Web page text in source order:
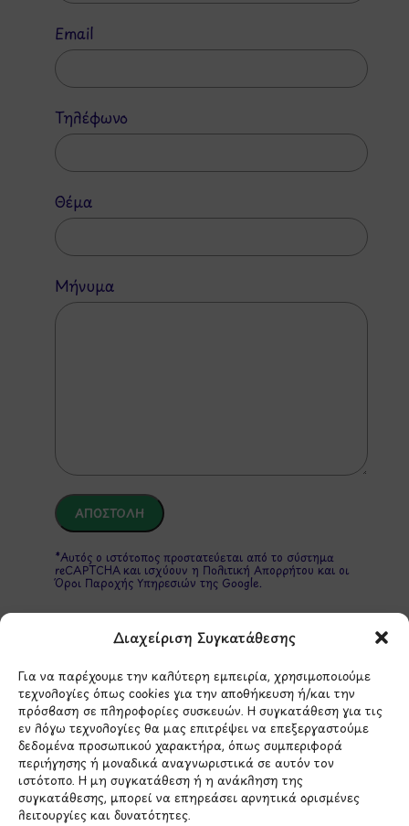
Διαχείριση Συγκατάθεσης
Για να παρέχουμε την καλύτερη εμπειρία, χρησιμοποιούμε
τεχνολογίες όπως cookies για την αποθήκευση ή/και την
πρόσβαση σε πληροφορίες συσκευών. Η συγκατάθεση για τις
εν λόγω τεχνολογίες θα μας επιτρέψει να επεξεργαστούμε
δεδομένα προσωπικού χαρακτήρα, όπως συμπεριφορά
περιήγησης ή μοναδικά αναγνωριστικά σε αυτόν τον
ιστότοπο. Η μη συγκατάθεση ή η ανάκληση της
συγκατάθεσης, μπορεί να επηρεάσει αρνητικά ορισμένες
λειτουργίες και δυνατότητες.
Email
Τηλέφωνο
Θέμα
Μήνυμα
*Αυτός ο ιστότοπος προστατεύεται από το σύστημα
reCAPTCHA και ισχύουν η Πολιτική Απορρήτου και οι
Όροι Παροχής Υπηρεσιώντης Google.
Holargos Center (Ισόγειο)
Λ.Περικλέους 56,
Χολαργός 15561
210 6522282